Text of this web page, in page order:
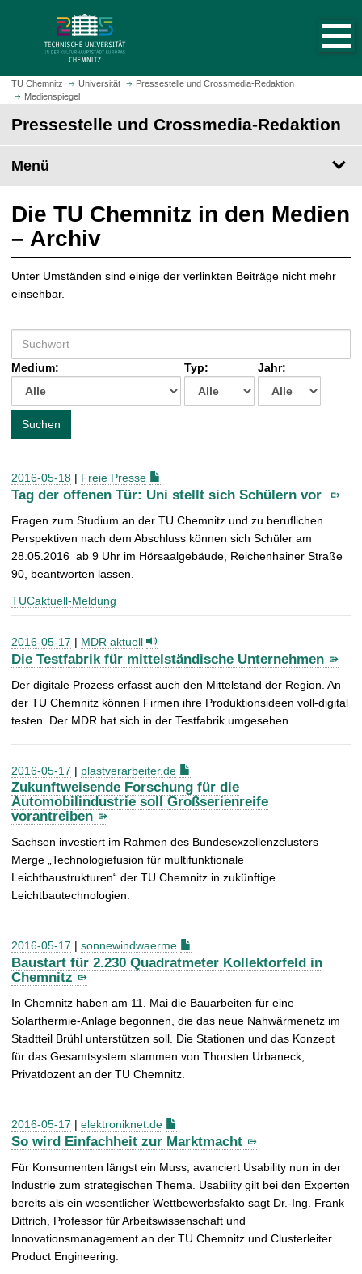
m
H
t
s
i
e
a
u
f
r
u
f
e
TU Chemnitz Universität
Pressestelle und Crossmedia-Redaktion
Medienspiegel
Pressestelle und Crossmedia-Redaktion
Menü
Die TU Chemnitz in den Medien
– Archiv
Unter Umständen sind einige der verlinkten Beiträge nicht mehr
einsehbar.
u
c
e
h
Medium: Typ: Jahr:
Suchen
2016-05-18 | Freie Presse
Tag der offenen Tür: Uni stellt sich Schülern vor
Fragen zum Studium an der TU Chemnitz und zu beruflichen
Perspektiven nach dem Abschluss können sich Schüler am
28.05.2016 ab 9 Uhr im Hörsaalgebäude, Reichenhainer Straße
90, beantworten lassen.
TUCaktuell-Meldung
2016-05-17 | MDR aktuell
Die Testfabrik für mittelständische Unternehmen
Der digitale Prozess erfasst auch den Mittelstand der Region. An
der TU Chemnitz können Firmen ihre Produktionsideen voll-digital
testen. Der MDR hat sich in der Testfabrik umgesehen.
2016-05-17 | plastverarbeiter.de
Zukunftweisende Forschung für die
Automobilindustrie soll Großserienreife
vorantreiben
Sachsen investiert im Rahmen des Bundesexzellenzclusters
Merge „Technologiefusion für multifunktionale
Leichtbaustrukturen“ der TU Chemnitz in zukünftige
Leichtbautechnologien.
2016-05-17 | sonnewindwaerme
Baustart für 2.230 Quadratmeter Kollektorfeld in
Chemnitz
In Chemnitz haben am 11. Mai die Bauarbeiten für eine
Solarthermie-Anlage begonnen, die das neue Nahwärmenetz im
Stadtteil Brühl unterstützen soll. Die Stationen und das Konzept
für das Gesamtsystem stammen von Thorsten Urbaneck,
Privatdozent an der TU Chemnitz.
2016-05-17 | elektroniknet.de
So wird Einfachheit zur Marktmacht
Für Konsumenten längst ein Muss, avanciert Usability nun in der
Industrie zum strategischen Thema. Usability gilt bei den Experten
bereits als ein wesentlicher Wettbewerbsfakto sagt Dr.-Ing. Frank
Dittrich, Professor für Arbeitswissenschaft und
Innovationsmanagement an der TU Chemnitz und Clusterleiter
Product Engineering.